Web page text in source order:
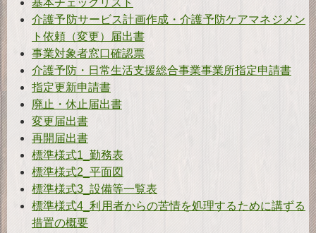
基本チェックリスト
介護予防サービス計画作成・介護予防ケアマネジメン
ト依頼（変更）届出書
事業対象者窓口確認票
介護予防・日常生活支援総合事業事業所指定申請書
指定更新申請書
廃止・休止届出書
変更届出書
再開届出書
標準様式1_勤務表
標準様式2_平面図
標準様式3_設備等一覧表
標準様式4_利用者からの苦情を処理するために講ずる
措置の概要